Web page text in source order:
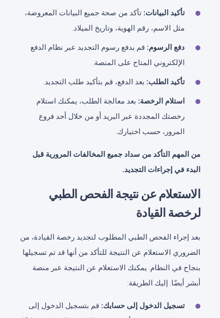
تأكيد البيانات: تأكد من صحة جميع البيانات المعروضة،
مثل الاسم، رقم الهوية، وتاريخ الميلاد.
دفع الرسوم: قم بدفع رسوم التجديد عبر نظام الدفع
الإلكتروني المتاح على المنصة.
تأكيد الطلب: بعد الدفع، قم بتأكيد طلب التجديد.
استلام الرخصة: بعد معالجة الطلب، يمكنك استلام
رخصتك المجددة عبر البريد أو من خلال أحد فروع
المرور، حسب اختيارك.
من المهم التأكد من سداد جميع المخالفات المرورية قبل
البدء في إجراءات التجديد.
الاستعلام عن نتيجة الفحص الطبي
لرخصة القيادة
بعد إجراء الفحص الطبي المطلوب لتجديد رخصة القيادة، من
الضروري الاستعلام عن النتيجة للتأكد من أنها قد تم تسجيلها
بنجاح في النظام. يمكنك الاستعلام عن النتيجة عبر منصة
أبشر أيضًا. إليك الطريقة:
تسجيل الدخول إلى حسابك: قم بتسجيل الدخول إلى